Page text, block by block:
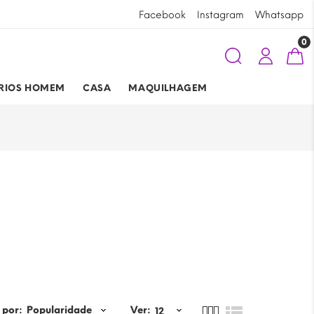
Ao comprar na Requinte Lingerieestá
Facebook Instagram Whatsapp
0
HOMEM CASA MAQUILHAGEM
por: Ver: